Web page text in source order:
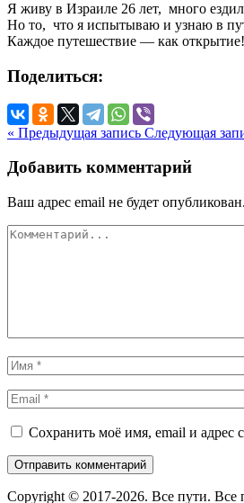
Я живу в Израиле 26 лет, много
Но то, что я испытываю и узнаю в
Каждое путешествие — как открытие!
Поделиться:
« Предыдущая запись Следующая
Добавить комментарий
Ваш адрес email не будет опубликован.
Сохранить моё имя, email и адрес
Copyright © 2017-2026. Все пути. Все